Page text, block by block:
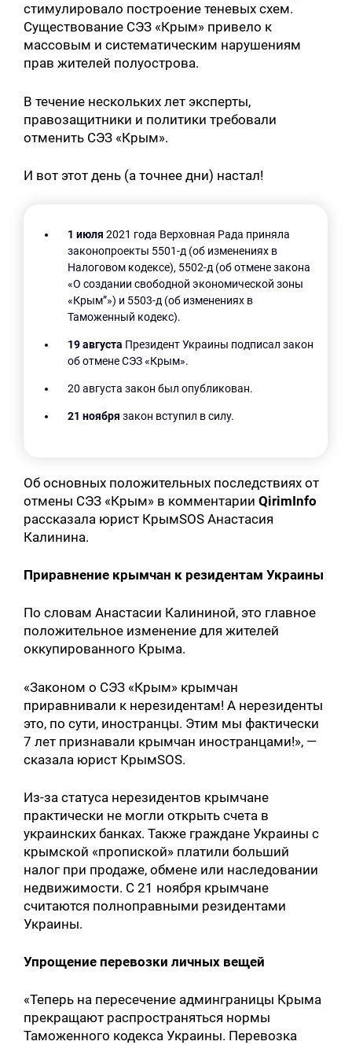
стимулировало построение теневых схем.
Существование СЭЗ «Крым» привело к
массовым и систематическим нарушениям
прав жителей полуострова.
В течение нескольких лет эксперты,
правозащитники и политики требовали
отменить СЭЗ «Крым».
И вот этот день (а точнее дни) настал!
1 июля 2021 года Верховная Рада приняла
законопроекты 5501-д (об изменениях в
Налоговом кодексе), 5502-д (об отмене закона
«О создании свободной экономической зоны
«Крым”») и 5503-д (об изменениях в
Таможенный кодекс).
19 августа Президент Украины подписал закон
об отмене СЭЗ «Крым».
20 августа закон был опубликован.
21 ноября закон вступил в силу.
Об основных положительных последствиях от
отмены СЭЗ «Крым» в комментарииQirimInfo
рассказала юрист КрымSOS Анастасия
Калинина.
Приравнение крымчан к резидентам Украины
По словам Анастасии Калининой, это главное
положительное изменение для жителей
оккупированного Крыма.
«Законом о СЭЗ «Крым» крымчан
приравнивали к нерезидентам! А нерезиденты
это, по сути, иностранцы. Этим мы фактически
7 лет признавали крымчан иностранцами!», —
сказала юрист КрымSOS.
Из-за статуса нерезидентов крымчане
практически не могли открыть счета в
украинских банках. Также граждане Украины с
крымской «пропиской» платили больший
налог при продаже, обмене или наследовании
недвижимости. С 21 ноября крымчане
считаются полноправными резидентами
Украины.
Упрощение перевозки личных вещей
«Теперь на пересечение админграницы Крыма
прекращают распространяться нормы
Таможенного кодекса Украины. Перевозка